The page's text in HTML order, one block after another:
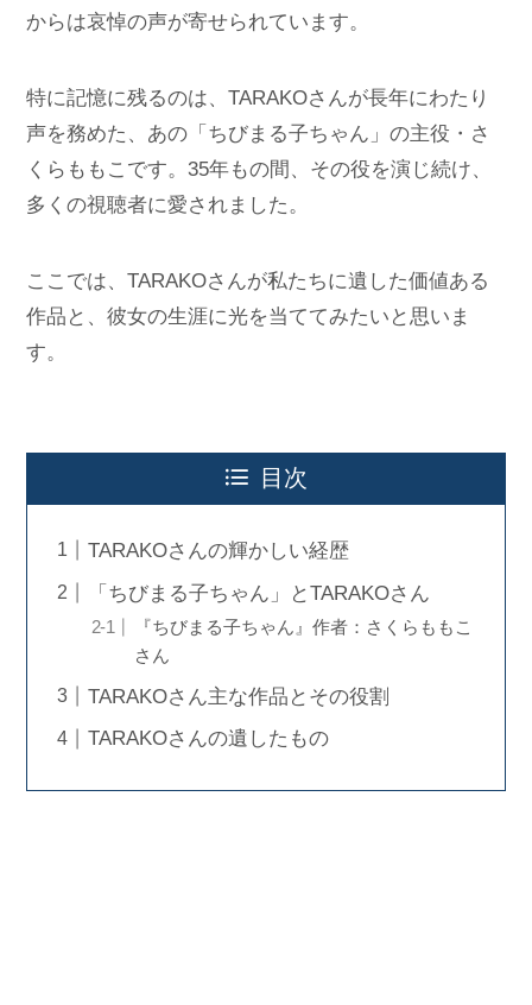
からは哀悼の声が寄せられています。
特に記憶に残るのは、TARAKOさんが長年にわたり
声を務めた、あの「ちびまる子ちゃん」の主役・さ
くらももこです。35年もの間、その役を演じ続け、
多くの視聴者に愛されました。
ここでは、TARAKOさんが私たちに遺した価値ある
作品と、彼女の生涯に光を当ててみたいと思いま
す。
目次
TARAKOさんの輝かしい経歴
「ちびまる子ちゃん」とTARAKOさん
『ちびまる子ちゃん』作者：さくらももこ
さん
TARAKOさん主な作品とその役割
TARAKOさんの遺したもの